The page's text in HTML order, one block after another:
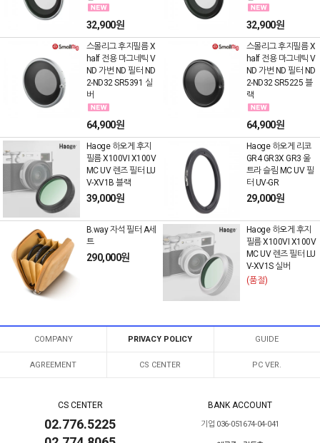
32,900원 32,900원
스몰리그 후지필름 X
half 전용 마그네틱 V
ND 가변 ND 필터 ND
2-ND32 SR5391 실
버
64,900원
스몰리그 후지필름 X
half 전용 마그네틱 V
ND 가변 ND 필터 ND
2-ND32 SR5225 블
랙
64,900원
Haoge 하오게 후지
필름 X100VI X100V
MC UV 렌즈 필터 LU
V-XV1B 블랙
39,000원
Haoge 하오게 리코
GR4 GR3X GR3 울
트라 슬림 MC UV 필
터 UV-GR
29,000원
B.way 자석 필터 A세
트
290,000원
Haoge 하오게 후지
필름 X100VI X100V
MC UV 렌즈 필터 LU
V-XV1S 실버
(품절)
COMPANY PRIVACY POLICY GUIDE
AGREEMENT CS CENTER PC VER.
CS CENTER
02.776.5225
BANK ACCOUNT
기업 036-051674-04-041